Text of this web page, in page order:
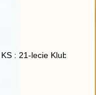
: 21-lecie Klubu